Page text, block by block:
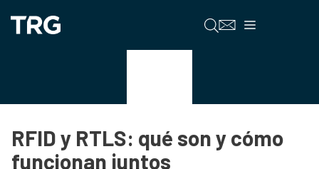
contenido
Menú
RFID y RTLS: qué son y cómo
funcionan juntos